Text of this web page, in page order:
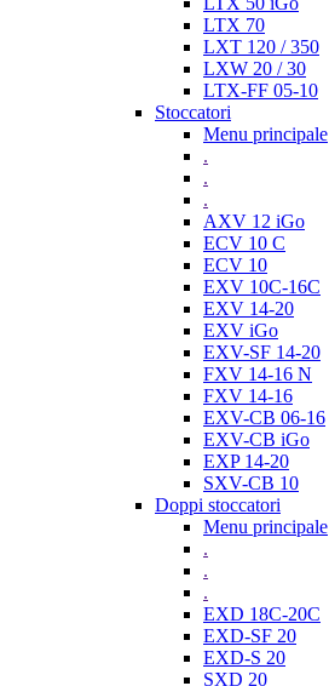
LTX 70
LXT 120 / 350
LXW 20 / 30
LTX-FF 05-10
Stoccatori
Menu principale
.
.
.
AXV 12 iGo
ECV 10 C
ECV 10
EXV 10C-16C
EXV 14-20
EXV iGo
EXV-SF 14-20
FXV 14-16 N
FXV 14-16
EXV-CB 06-16
EXV-CB iGo
EXP 14-20
SXV-CB 10
Doppi stoccatori
Menu principale
.
.
.
EXD 18C-20C
EXD-SF 20
EXD-S 20
SXD 20